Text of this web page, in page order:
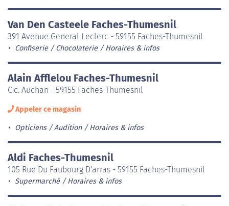
Van Den Casteele Faches-Thumesnil
391 Avenue General Leclerc - 59155 Faches-Thumesnil
Confiserie / Chocolaterie Horaires & infos
Alain Afflelou Faches-Thumesnil
C.c. Auchan - 59155 Faches-Thumesnil
Appeler ce magasin
Opticiens / Audition Horaires & infos
Aldi Faches-Thumesnil
105 Rue Du Faubourg D'arras - 59155 Faches-Thumesnil
Supermarché Horaires & infos